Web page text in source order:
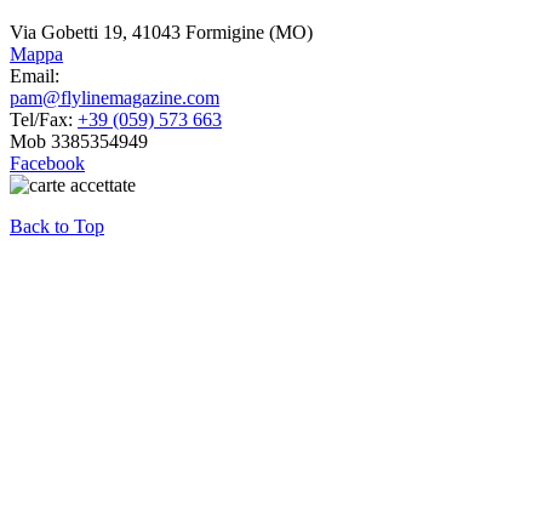
Via Gobetti 19, 41043 Formigine (MO)
Mappa
Email:
pam@flylinemagazine.com
Tel/Fax: +39 (059) 573 663
Mob 3385354949
Facebook
Back to Top